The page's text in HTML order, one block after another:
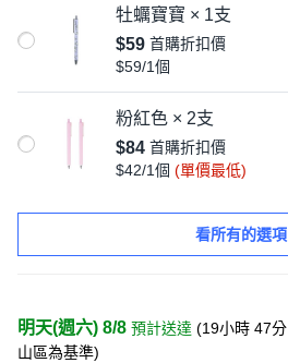
牡蠣寶寶 × 1支
$59 首購折扣價
$59/1個
粉紅色 × 2支
$84 首購折扣價
$42/1個 (單價最低)
看所有的選項
明天(週六) 8/8 預計送達 (19小時 47分
山區為基準)